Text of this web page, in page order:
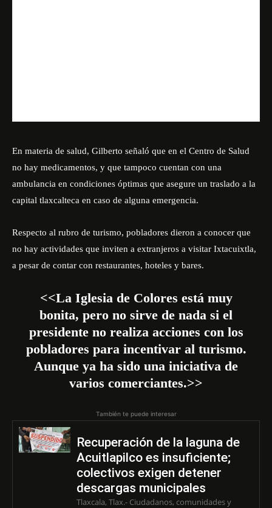
En materia de salud, Gilberto señaló que en el Centro de Salud
no hay medicamentos, y que tampoco cuentan con una
ambulancia en condiciones óptimas que asegure un traslado a la
capital tlaxcalteca en caso de alguna emergencia.
Respecto al rubro de turismo, pobladores dieron a conocer que
no hay actividades que inviten a extranjeros a visitar Ixtacuixtla,
a pesar de contar con restaurantes, hoteles y bares.
<<La Iglesia de Colores está muy
bonita, pero no sirve de nada si el
presidente no realiza acciones con los
pobladores para incentivar al turismo.
Aunque ya ha sido una iniciativa de
varios comerciantes.>>
También te puede interesar
Recuperación de la laguna de
Acuitlapilco es insuficiente;
colectivos exigen detener
descargas municipales
Tlaxcala, Tlax.- Ciudadanos, comunidades y